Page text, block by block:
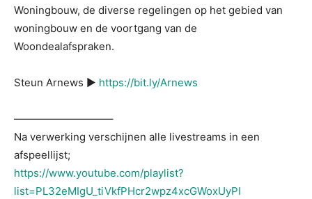
Woningbouw, de diverse regelingen op het gebied van
woningbouw en de voortgang van de
Woondealafspraken.
Steun Arnews ▶ https://bit.ly/Arnews
—————————–
Na verwerking verschijnen alle livestreams in een
afspeellijst;
https://www.youtube.com/playlist?
list=PL32eMIgU_tiVkfPHcr2wpz4xcGWoxUyPI